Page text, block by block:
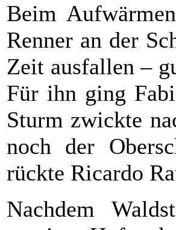
Beim
Renner an der
Zeit ausfallen –
Für ihn ging
Sturm zwickte
noch der
rückte Ricardo
Nachdem